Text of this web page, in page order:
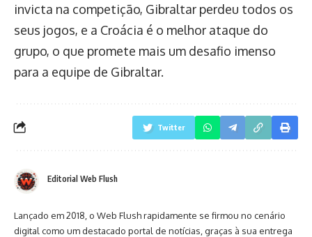
invicta na competição, Gibraltar perdeu todos os
seus jogos, e a Croácia é o melhor ataque do
grupo, o que promete mais um desafio imenso
para a equipe de Gibraltar.
Twitter
Editorial Web Flush
Lançado em 2018, o Web Flush rapidamente se firmou no cenário
digital como um destacado portal de notícias, graças à sua entrega